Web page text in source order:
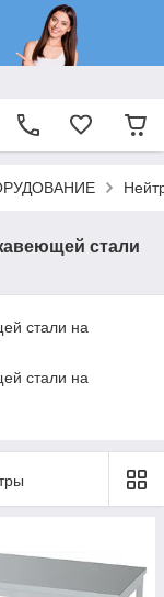
стали
стали на
стали на